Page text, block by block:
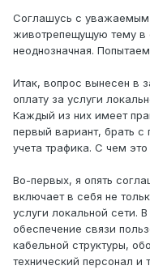
Соглашусь с уважаемым
животрепещущую тему в
неоднозначная.
Итак, вопрос вынесен в
оплату за услуги
Каждый из них имеет
первый вариант, брать с
учета трафика. С чем это
Во-первых, я опять
включает в себя не
услуги локальной сети.
обеспечение связи
кабельной структуры,
технический персонал и